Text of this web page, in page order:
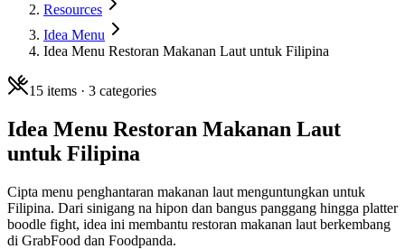
Resources
Idea Menu
Idea Menu Restoran Makanan Laut untuk Filipina
15 items · 3 categories
Idea Menu Restoran Makanan Laut
untuk Filipina
Cipta menu penghantaran makanan laut menguntungkan untuk
Filipina. Dari sinigang na hipon dan bangus panggang hingga platter
boodle fight, idea ini membantu restoran makanan laut berkembang
di GrabFood dan Foodpanda.